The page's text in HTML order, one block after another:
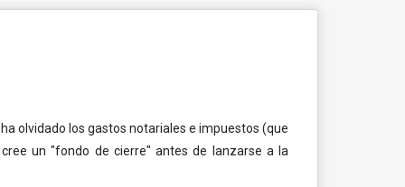
olvidado los gastos notariales e impuestos (que
un "fondo de cierre" antes de lanzarse a la